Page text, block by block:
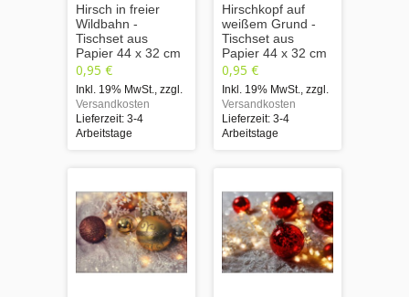
Hirsch in freier
Wildbahn -
Tischset aus
Papier 44 x 32 cm
0,95 €
Inkl. 19% MwSt. zzgl.
Versandkosten
Lieferzeit: 3-4
Arbeitstage
Hirschkopf auf
weißem Grund -
Tischset aus
Papier 44 x 32 cm
0,95 €
Inkl. 19% MwSt. zzgl.
Versandkosten
Lieferzeit: 3-4
Arbeitstage